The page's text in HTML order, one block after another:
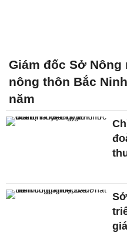
Giám đốc Sở Nông
nông thôn Bắc
năm